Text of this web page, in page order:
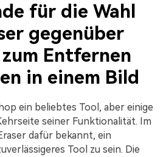
für die Wahl
gegenüber
Entfernen
in einem Bild
ein beliebtes Tool, aber einige
seiner Funktionalität. Im
dafür bekannt, ein
Tool zu sein. Die